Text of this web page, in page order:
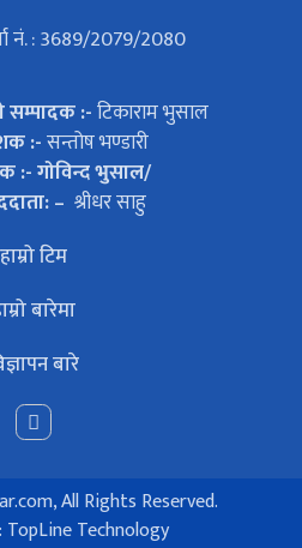
नं. : 3689/2079/2080
सम्पादक :-टिकाराम भुसाल
:-सन्तोष भण्डारी
:- गोविन्द भुसाल/
– श्रीधर साहु
हाम्रो टिम
बारेमा
बारे
All Rights Reserved.
TopLine Technology